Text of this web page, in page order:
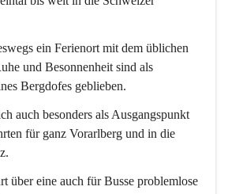
ein Ferienort mit dem üblichen
und Besonnenheit sind als
Bergdofes geblieben.
auch besonders als Ausgangspunkt
für ganz Vorarlberg und in die
über eine auch für Busse problemlose